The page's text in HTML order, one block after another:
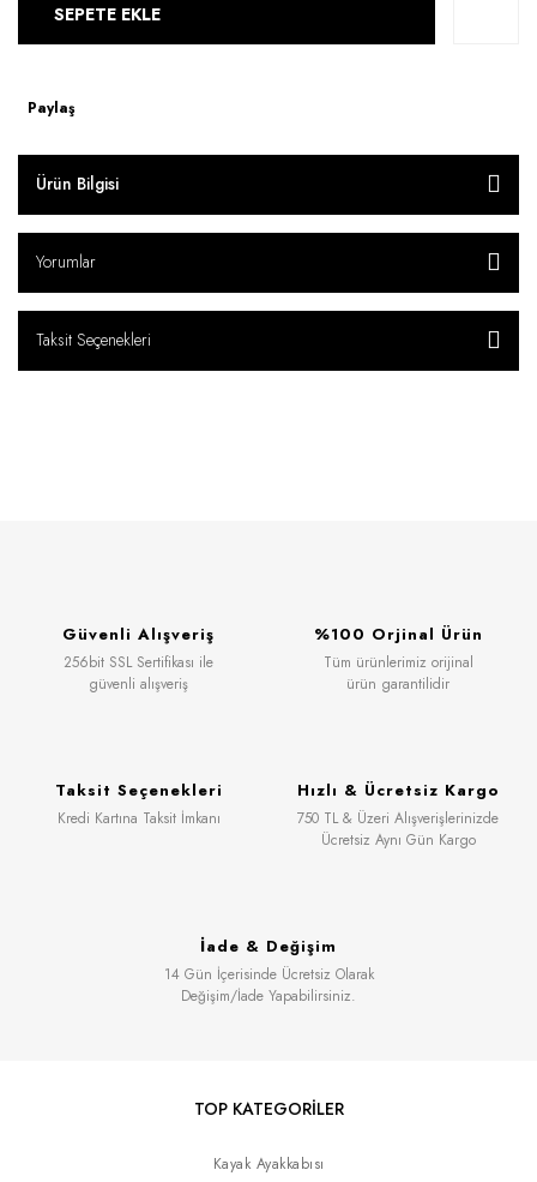
SEPETE EKLE
Paylaş
Ürün Bilgisi
Yorumlar
Taksit Seçenekleri
Güvenli Alışveriş
256bit SSL Sertifikası ile
güvenli alışveriş
%100 Orjinal Ürün
Tüm ürünlerimiz orijinal
ürün garantilidir
Taksit Seçenekleri
Kredi Kartına Taksit İmkanı
Hızlı & Ücretsiz Kargo
750 TL & Üzeri Alışverişlerinizde
Ücretsiz Aynı Gün Kargo
İade & Değişim
14 Gün İçerisinde Ücretsiz Olarak
Değişim/İade Yapabilirsiniz.
TOP KATEGORİLER
Kayak Ayakkabısı